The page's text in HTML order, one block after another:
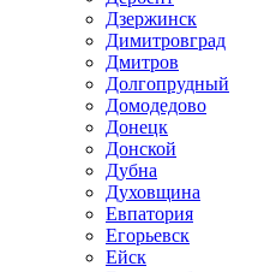
Дзержинск
Димитровград
Дмитров
Долгопрудный
Домодедово
Донецк
Донской
Дубна
Духовщина
Евпатория
Егорьевск
Ейск